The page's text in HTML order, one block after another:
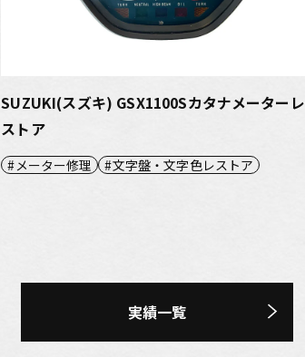
SUZUKI(スズキ) GSX1100Sカタナメーターレ
ストア
メーター修理 文字盤・文字色レストア
実績一覧